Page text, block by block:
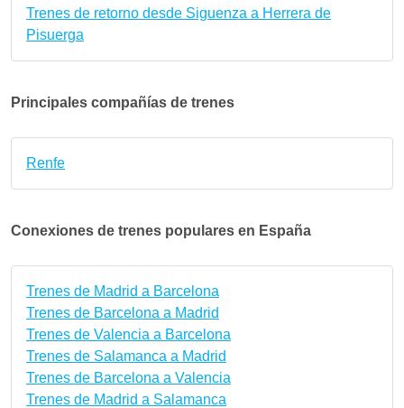
Trenes de retorno desde Siguenza a Herrera de
Pisuerga
Principales compañías de trenes
Renfe
Conexiones de trenes populares en España
Trenes de Madrid a Barcelona
Trenes de Barcelona a Madrid
Trenes de Valencia a Barcelona
Trenes de Salamanca a Madrid
Trenes de Barcelona a Valencia
Trenes de Madrid a Salamanca